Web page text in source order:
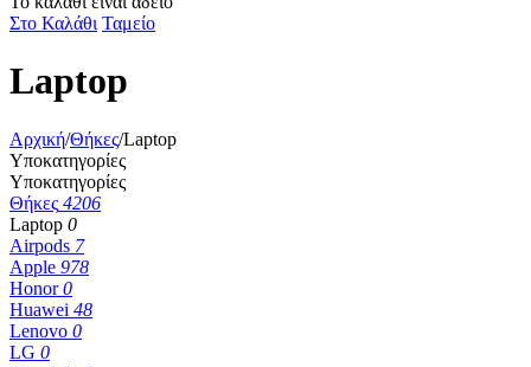
Στο Καλάθι Ταμείο
Laptop
Αρχική/Θήκες/Laptop
Υποκατηγορίες
Υποκατηγορίες
Θήκες 4206
Laptop 0
Airpods 7
Apple 978
Honor0
Huawei 48
Lenovo 0
LG 0